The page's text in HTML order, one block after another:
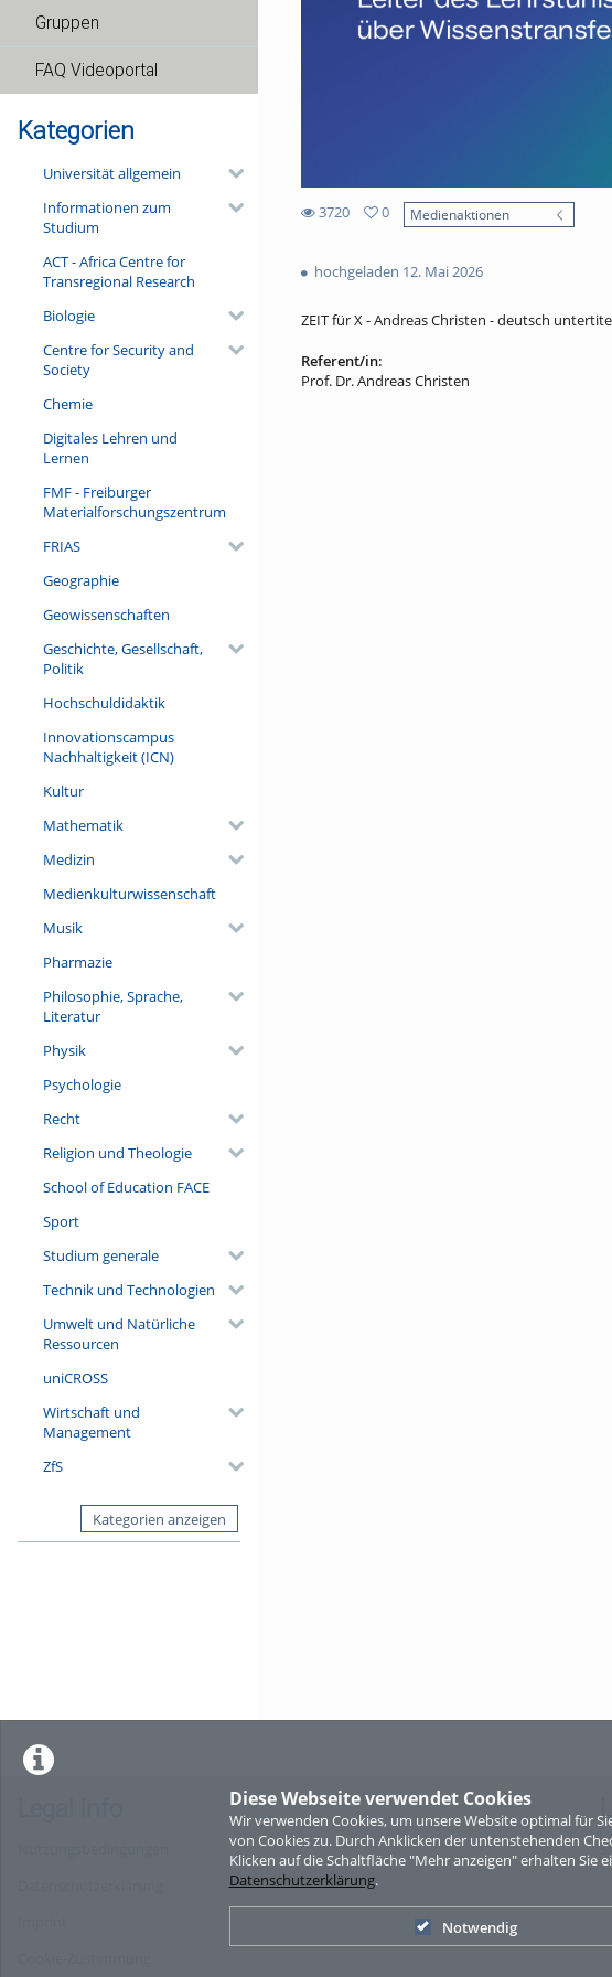
Diese Webseite verwendet Cookies
Wir verwenden Cookies, um unsere Website optimal für
von Cookies zu. Durch Anklicken der untenstehenden
Klicken auf die Schaltfläche "Mehr anzeigen" erhalten
Datenschutzerklärung.
Notwendig
Gruppen
FAQ Videoportal
Kategorien
Universität allgemein
Informationen zum
Studium
ACT - Africa Centre for
Transregional Research
Biologie
Centre for Security and
Society
Chemie
Digitales Lehren und
Lernen
FMF - Freiburger
Materialforschungszentrum
FRIAS
Geographie
Geowissenschaften
Geschichte, Gesellschaft,
Politik
Hochschuldidaktik
Innovationscampus
Nachhaltigkeit (ICN)
Kultur
Mathematik
Medizin
Medienkulturwissenschaft
Musik
Pharmazie
Philosophie, Sprache,
Literatur
Physik
Psychologie
Recht
Religion und Theologie
School of Education FACE
Sport
Studium generale
Technik und Technologien
Umwelt und Natürliche
Ressourcen
uniCROSS
Wirtschaft und
Management
ZfS
Kategorien anzeigen
3720
views
0
Medienaktionen
hochgeladen 12. Mai 2026
ZEIT für X - Andreas Christen - deutsch
Referent/in:
Prof. Dr. Andreas Christen